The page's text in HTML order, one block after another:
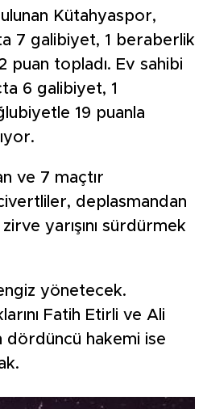
Kütahyaspor,
7 galibiyet, 1 beraberlik
puan topladı. Ev sahibi
6 galibiyet, 1
19 puanla
ve 7 maçtır
deplasmandan
yarışını sürdürmek
yönetecek.
Fatih Etirli ve Ali
dördüncü hakemi ise